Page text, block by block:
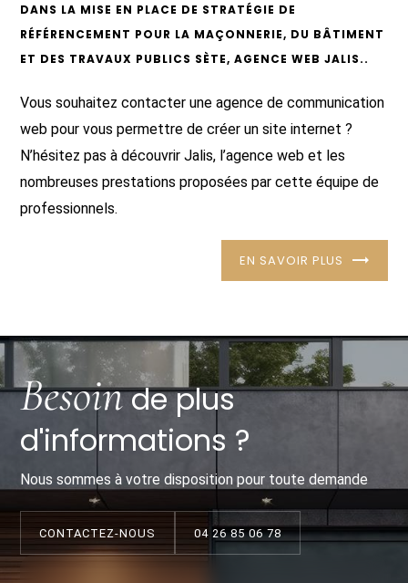
DANS LA MISE EN PLACE DE STRATÉGIE DE
RÉFÉRENCEMENT POUR LA MAÇONNERIE, DU BÂTIMENT
ET DES TRAVAUX PUBLICS SÈTE, AGENCE WEB JALIS..
Vous souhaitez contacter une agence de communication
web pour vous permettre de créer un site internet ?
N’hésitez pas à découvrir Jalis, l’agence web et les
nombreuses prestations proposées par cette équipe de
professionnels.
EN SAVOIR PLUS
Besoinde plus
d'informations ?
Nous sommes à votre disposition pour toute demande
CONTACTEZ-NOUS 04 26 85 06 78